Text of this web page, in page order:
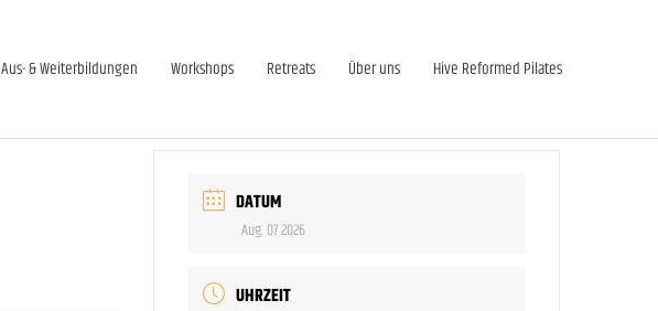
Aus- & Weiterbildungen Workshops Retreats Über uns Hive Reformed Pilates
DATUM
Aug. 07 2026
UHRZEIT